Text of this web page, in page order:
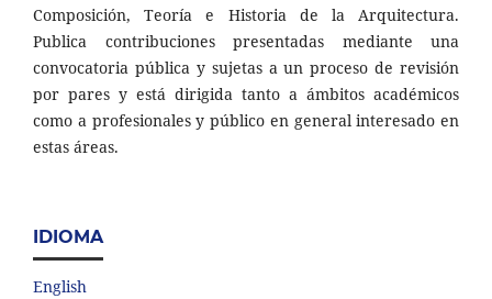
Composición, Teoría e Historia de la Arquitectura.
Publica contribuciones presentadas mediante una
convocatoria pública y sujetas a un proceso de revisión
por pares y está dirigida tanto a ámbitos académicos
como a profesionales y público en general interesado en
estas áreas.
IDIOMA
English